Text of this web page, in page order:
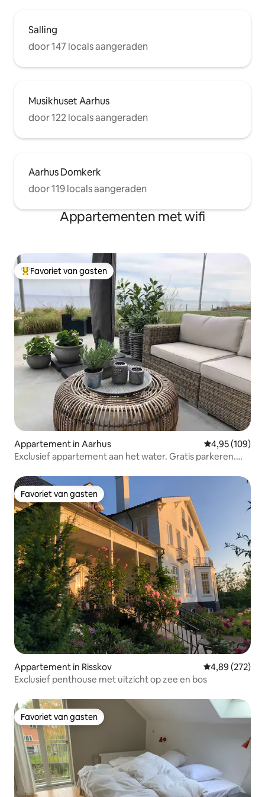
Salling
door 147 locals aangeraden
Musikhuset Aarhus
door 122 locals aangeraden
Aarhus Domkerk
door 119 locals aangeraden
Appartementen met wifi
Topfavoriet van gasten
Favoriet van gasten
Appartement in Aarhus Gemiddelde
4,95 (109)
Exclusief appartement aan het water. Gratis parkeren.
Favoriet van gasten
Favoriet van gasten
Appartement in Risskov Gemiddelde
4,89 (272)
Exclusief penthouse met uitzicht op zee en bos
Favoriet van gasten
Favoriet van gasten